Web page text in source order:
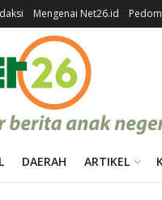
Mengenai Net26.id
DAERAH ARTIKEL